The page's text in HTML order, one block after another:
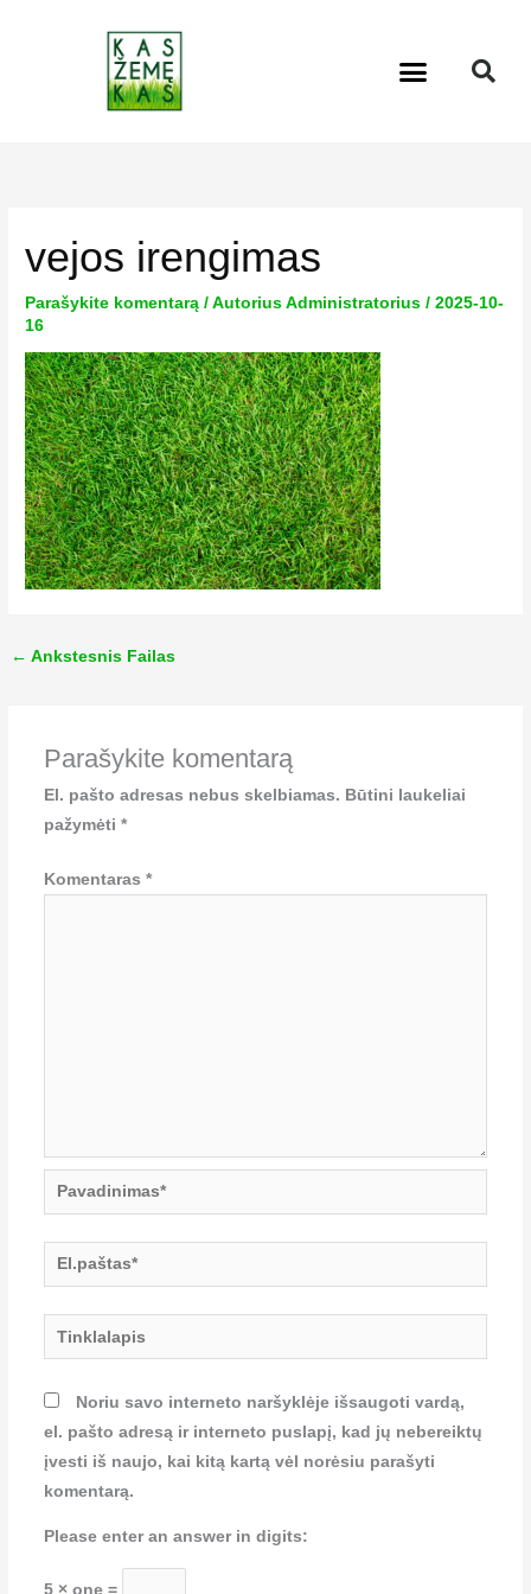
Menu
vejos irengimas
Parašykite komentarą / Autorius Administratorius/2025-10-
16
← Ankstesnis Failas
Parašykite komentarą
El. pašto adresas nebus skelbiamas. Būtini laukeliai
pažymėti *
Komentaras *
Pavadinimas*
El.paštas*
Tinklalapis
Noriu savo interneto naršyklėje išsaugoti vardą,
el. pašto adresą ir interneto puslapį, kad jų nebereiktų
įvesti iš naujo, kai kitą kartą vėl norėsiu parašyti
komentarą.
Please enter an answer in digits:
5 × one =